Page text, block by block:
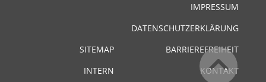
IMPRESSUM
DATENSCHUTZERKLÄRUNG
BARRIEREFREIHEIT
SITEMAP
KONTAKT
INTERN